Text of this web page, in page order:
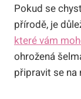
Pokud se
přírodě, je
které vám
ohrožená
připravit se na